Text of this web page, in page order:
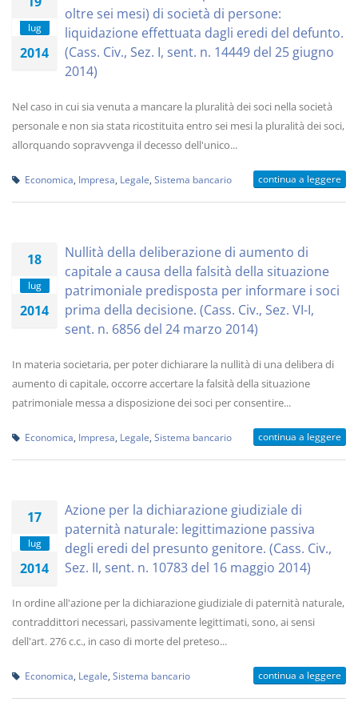
lug
2014
oltre sei mesi) di società di persone:
liquidazione effettuata dagli eredi del defunto.
(Cass. Civ., Sez. I, sent. n. 14449 del 25 giugno
2014)
Nel caso in cui sia venuta a mancare la pluralità dei soci nella società
personale e non sia stata ricostituita entro sei mesi la pluralità dei soci,
allorquando sopravvenga il decesso dell'unico...
Economica Impresa Legale Sistema bancario continua a leggere
18
lug
2014
Nullità della deliberazione di aumento di
capitale a causa della falsità della situazione
patrimoniale predisposta per informare i soci
prima della decisione. (Cass. Civ., Sez. VI-I,
sent. n. 6856 del 24 marzo 2014)
In materia societaria, per poter dichiarare la nullità di una delibera di
aumento di capitale, occorre accertare la falsità della situazione
patrimoniale messa a disposizione dei soci per consentire...
Economica Impresa Legale Sistema bancario continua a leggere
17
lug
2014
Azione per la dichiarazione giudiziale di
paternità naturale: legittimazione passiva
degli eredi del presunto genitore. (Cass. Civ.,
Sez. II, sent. n. 10783 del 16 maggio 2014)
In ordine all'azione per la dichiarazione giudiziale di paternità naturale,
contraddittori necessari, passivamente legittimati, sono, ai sensi
dell'art. 276 c.c., in caso di morte del preteso...
Economica Legale Sistema bancario continua a leggere